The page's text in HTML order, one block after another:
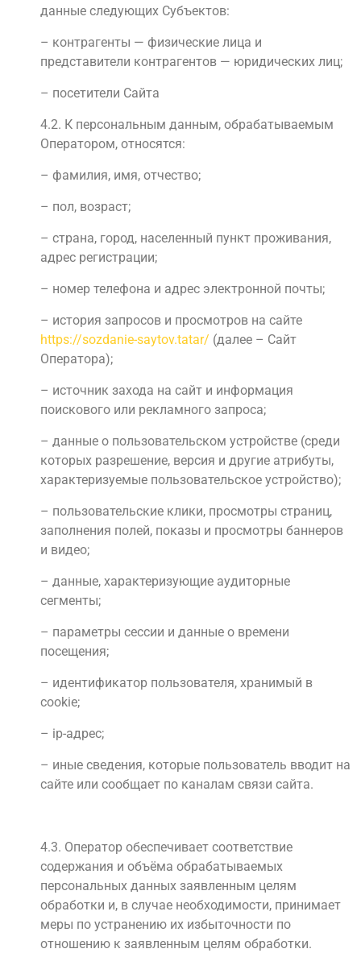
данные следующих Субъектов:
– контрагенты — физические лица и
представители контрагентов — юридических лиц;
– посетители Сайта
4.2. К персональным данным, обрабатываемым
Оператором, относятся:
– фамилия, имя, отчество;
– пол, возраст;
– страна, город, населенный пункт проживания,
адрес регистрации;
– номер телефона и адрес электронной почты;
– история запросов и просмотров на сайте
https://sozdanie-saytov.tatar/ (далее – Сайт
Оператора);
– источник захода на сайт и информация
поискового или рекламного запроса;
– данные о пользовательском устройстве (среди
которых разрешение, версия и другие атрибуты,
характеризуемые пользовательское устройство);
– пользовательские клики, просмотры страниц,
заполнения полей, показы и просмотры баннеров
и видео;
– данные, характеризующие аудиторные
сегменты;
– параметры сессии и данные о времени
посещения;
– идентификатор пользователя, хранимый в
cookie;
– ip-адрес;
– иные сведения, которые пользователь вводит на
сайте или сообщает по каналам связи сайта.
4.3. Оператор обеспечивает соответствие
содержания и объёма обрабатываемых
персональных данных заявленным целям
обработки и, в случае необходимости, принимает
меры по устранению их избыточности по
отношению к заявленным целям обработки.